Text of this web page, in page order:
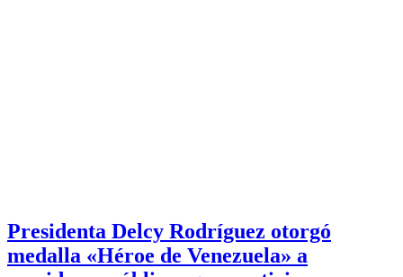
Presidenta Delcy Rodríguez otorgó
medalla «Héroe de Venezuela» a